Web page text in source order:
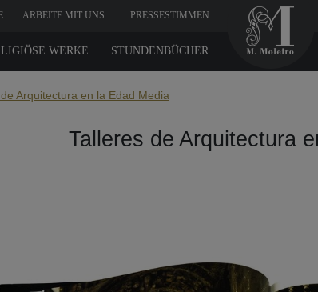
ARBEITE MIT UNS PRESSESTIMMEN
WERKE STUNDENBÜCHER
Arquitectura en la Edad Media
Talleres de Arquitectura